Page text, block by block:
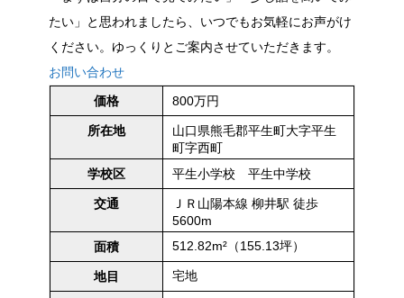
たい」と思われましたら、いつでもお気軽にお声がけ
ください。ゆっくりとご案内させていただきます。
お問い合わせ
価格
800万円
所在地
山口県熊毛郡平生町大字平生
町字西町
学校区
平生小学校 平生中学校
交通
ＪＲ山陽本線 柳井駅 徒歩
5600m
面積
512.82m²（155.13坪）
地目 宅地